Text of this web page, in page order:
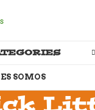
SOMOS